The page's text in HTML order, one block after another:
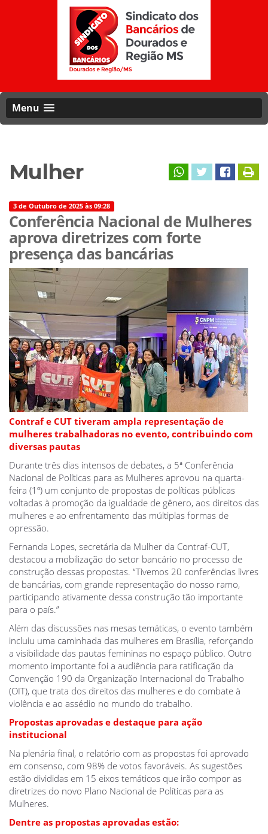
Menu
Mulher
3 de Outubro de 2025 às 09:28
Conferência Nacional de Mulheres
aprova diretrizes com forte
presença das bancárias
Contraf e CUT tiveram ampla representação de
mulheres trabalhadoras no evento, contribuindo com
diversas pautas
Durante três dias intensos de debates, a 5ª Conferência
Nacional de Políticas para as Mulheres aprovou na quarta-
feira (1º) um conjunto de propostas de políticas públicas
voltadas à promoção da igualdade de gênero, aos direitos das
mulheres e ao enfrentamento das múltiplas formas de
opressão.
Fernanda Lopes, secretária da Mulher da Contraf-CUT,
destacou a mobilização do setor bancário no processo de
construção dessas propostas. “Tivemos 20 conferências livres
de bancárias, com grande representação do nosso ramo,
participando ativamente dessa construção tão importante
para o país.”
Além das discussões nas mesas temáticas, o evento também
incluiu uma caminhada das mulheres em Brasília, reforçando
a visibilidade das pautas femininas no espaço público. Outro
momento importante foi a audiência para ratificação da
Convenção 190 da Organização Internacional do Trabalho
(OIT), que trata dos direitos das mulheres e do combate à
violência e ao assédio no mundo do trabalho.
Propostas aprovadas e destaque para ação
institucional
Na plenária final, o relatório com as propostas foi aprovado
em consenso, com 98% de votos favoráveis. As sugestões
estão divididas em 15 eixos temáticos que irão compor as
diretrizes do novo Plano Nacional de Políticas para as
Mulheres.
Dentre as propostas aprovadas estão: